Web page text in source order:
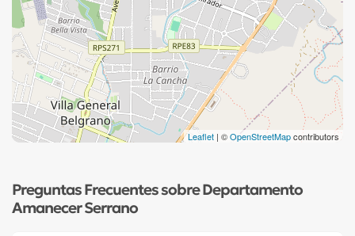
Leaflet | ©OpenStreetMapcontributors
Preguntas Frecuentes sobre Departamento
Amanecer Serrano